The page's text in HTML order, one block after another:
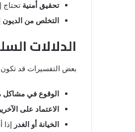
تحقيق أمنية تحتاج
التخلص من الديون
الدلالات
بعض التفسيرات قد تكون
الوقوع في مشاكل
الاعتماد على
الخيانة أو الغدر